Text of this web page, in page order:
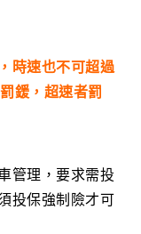
時速也不可超過
鍰，超速者罰
管理，要求需投
投保強制險才可